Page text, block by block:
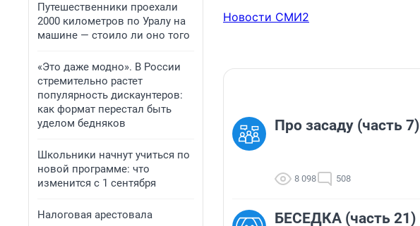
Путешественники проехали
2000 километров по Уралу на
машине — стоило ли оно того
«Это даже модно». В России
стремительно растет
популярность дискаунтеров:
как формат перестал быть
уделом бедняков
Школьники начнут учиться по
новой программе: что
изменится с 1 сентября
Налоговая арестовала
Новости СМИ2
Про засаду (часть 7)
8 098 508
БЕСЕДКА (часть 21)